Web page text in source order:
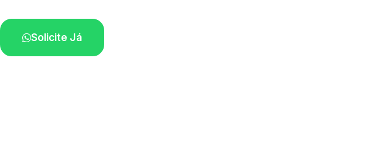
Solicite Já